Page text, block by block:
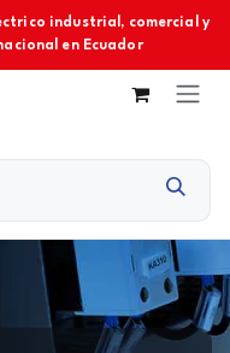
industrial, comercial y
en Ecuador